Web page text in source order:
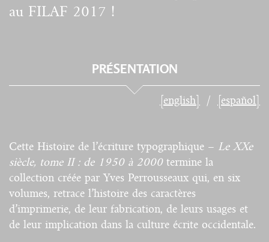
au FILAF 2017 !
PRÉSENTATION
[english] [español]
Cette Histoire de l’écriture typographique – Le XXe
siècle, tome II : de 1950 à 2000termine la
collection créée par Yves Perrousseaux qui, en six
volumes, retrace l’histoire des caractères
d’imprimerie, de leur fabrication, de leurs usages et
de leur implication dans la culture écrite occidentale.